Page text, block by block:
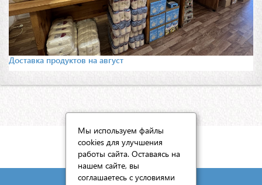
Доставка продуктов на август
КАРТА САЙТА
Мы используем файлы
cookies для улучшения
работы сайта. Оставаясь на
нашем сайте, вы
соглашаетесь с условиями